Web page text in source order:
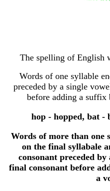
The spelling of English
Words of one syllable
preceded by a single
before adding a
hop - hopped, bat -
Words of more than one
on the final syllabale
consonant preceded
final consonant before
a